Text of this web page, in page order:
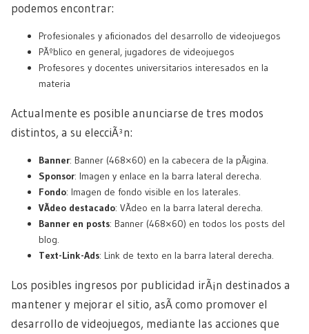
podemos encontrar:
Profesionales y aficionados del desarrollo de videojuegos
PÃºblico en general, jugadores de videojuegos
Profesores y docentes universitarios interesados en la
materia
Actualmente es posible anunciarse de tres modos
distintos, a su elecciÃ³n:
Banner: Banner (468×60) en la cabecera de la pÃ¡gina.
Sponsor: Imagen y enlace en la barra lateral derecha.
Fondo: Imagen de fondo visible en los laterales.
VÃ­deo destacado: VÃ­deo en la barra lateral derecha.
Banner en posts: Banner (468×60) en todos los posts del
blog.
Text-Link-Ads: Link de texto en la barra lateral derecha.
Los posibles ingresos por publicidad irÃ¡n destinados a
mantener y mejorar el sitio, asÃ­ como promover el
desarrollo de videojuegos, mediante las acciones que